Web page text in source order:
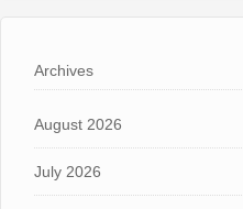
Archives
August 2026
July 2026